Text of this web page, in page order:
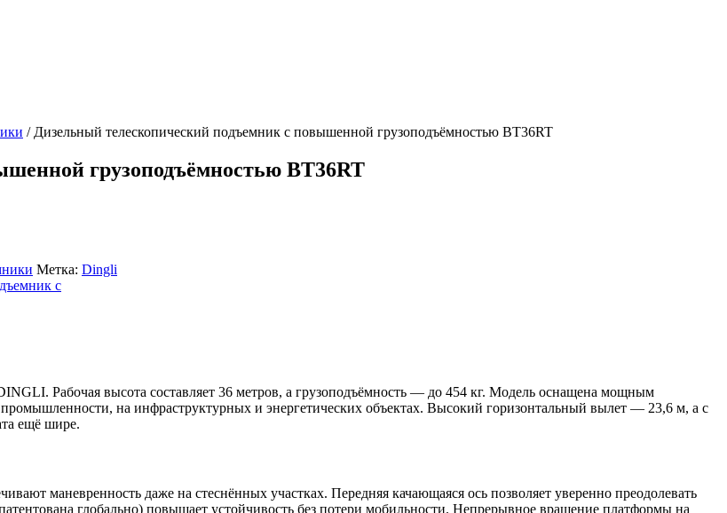
/ Дизельный телескопический подъемник с повышенной грузоподъёмностью BT36RT
грузоподъёмностью BT36RT
Метка: Dingli
Рабочая высота составляет 36 метров, а грузоподъёмность — до 454 кг. Модель оснащена мощным
на инфраструктурных и энергетических объектах. Высокий горизонтальный вылет — 23,6 м, а с
ещё шире.
маневренность даже на стеснённых участках. Передняя качающаяся ось позволяет уверенно преодолевать
глобально) повышает устойчивость без потери мобильности. Непрерывное вращение платформы на